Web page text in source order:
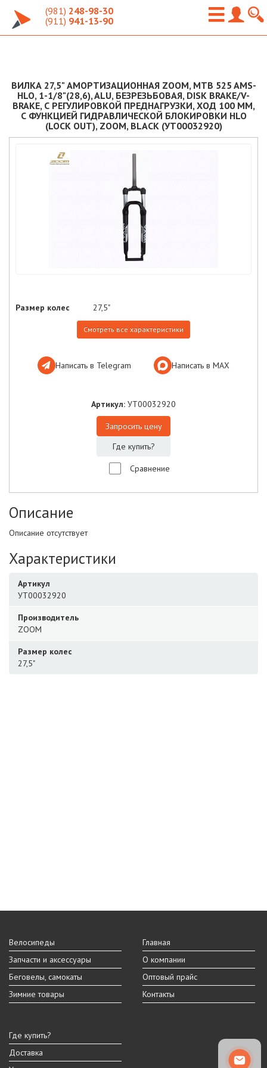
(981) 248-98-30
(911) 941-13-90
ВИЛКА 27,5" АМОРТИЗАЦИОННАЯ ZOOM, MTB 525 AMS-
HLO, 1-1/8"(28,6), ALU, БЕЗРЕЗЬБОВАЯ, DISK BRAKE/V-
BRAKE, С РЕГУЛИРОВКОЙ ПРЕДНАГРУЗКИ, ХОД 100 ММ,
С ФУНКЦИЕЙ ГИДРАВЛИЧЕСКОЙ БЛОКИРОВКИ HLO
(LOCK OUT), ZOOM, BLACK (УТ00032920)
Размер колес 27,5"
Смотреть все характеристики
Написать в Telegram Написать в МАХ
Артикул: УТ00032920
Запросить цену
Где купить?
Сравнение
Описание
Описание отсутствует
Характеристики
Артикул
УТ00032920
Производитель
ZOOM
Размер колес
27,5"
Велосипеды
Запчасти и аксессуары
Беговелы, самокаты
Зимние товары
Главная
О компании
Оптовый прайс
Контакты
Где купить?
Доставка